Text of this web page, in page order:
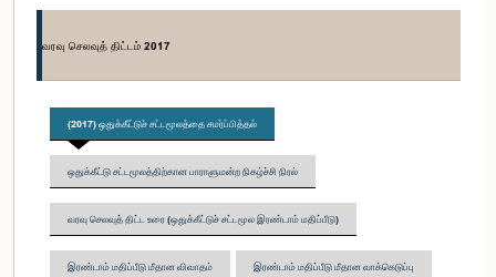
வரவு செலவுத் திட்டம் 2017
(2017) ஒதுக்கீட்டுச் சட்டமூலத்தை சமர்ப்பித்தல்
ஒதுக்கீட்டு சட்டமூலத்திற்கான பாராளுமன்ற நிகழ்ச்சி நிரல்
வரவு செலவுத் திட்ட உரை (ஒதுக்கீட்டுச் சட்டமூல இரண்டாம் மதிப்பீடு)
இரண்டாம் மதிப்பீடு மீதான விவாதம் இரண்டாம் மதிப்பீடு மீதான வாக்கெடுப்பு